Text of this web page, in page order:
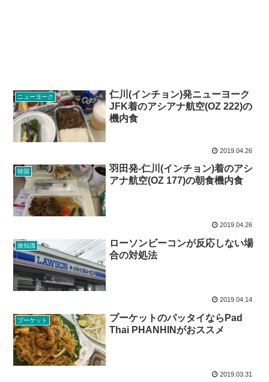
ニューヨーク
仁川(インチョン)発ニューヨーク
JFK着のアシアナ航空(OZ 222)の
機内食
2019.04.26
韓国
羽田発-仁川(インチョン)着のアシ
アナ航空(OZ 177)の朝食機内食
2019.04.26
旅知識
ローソンビーコンが反応しない場
合の対処法
2019.04.14
プーケット
プーケットのパッタイならPad
Thai PHANHINがおススメ
2019.03.31